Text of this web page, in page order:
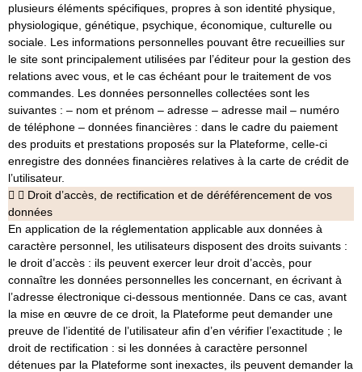
plusieurs éléments spécifiques, propres à son identité physique,
physiologique, génétique, psychique, économique, culturelle ou
sociale. Les informations personnelles pouvant être recueillies sur
le site sont principalement utilisées par l’éditeur pour la gestion des
relations avec vous, et le cas échéant pour le traitement de vos
commandes. Les données personnelles collectées sont les
suivantes : – nom et prénom – adresse – adresse mail – numéro
de téléphone – données financières : dans le cadre du paiement
des produits et prestations proposés sur la Plateforme, celle-ci
enregistre des données financières relatives à la carte de crédit de
l’utilisateur.
Droit d’accès, de rectification et de déréférencement de vos
données
En application de la réglementation applicable aux données à
caractère personnel, les utilisateurs disposent des droits suivants :
le droit d’accès : ils peuvent exercer leur droit d’accès, pour
connaître les données personnelles les concernant, en écrivant à
l’adresse électronique ci-dessous mentionnée. Dans ce cas, avant
la mise en œuvre de ce droit, la Plateforme peut demander une
preuve de l’identité de l’utilisateur afin d’en vérifier l’exactitude ; le
droit de rectification : si les données à caractère personnel
détenues par la Plateforme sont inexactes, ils peuvent demander la